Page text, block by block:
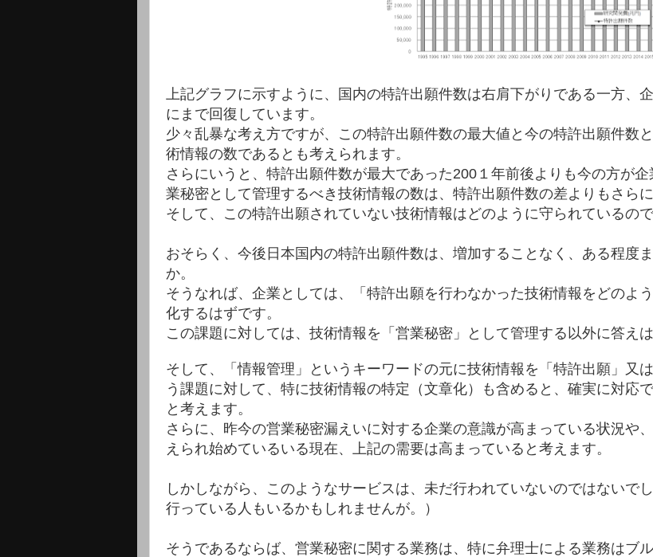
上記グラフに示すように、国内の特許出願件数は右肩下がりである一方、
にまで回復しています。
少々乱暴な考え方ですが、この特許出願件数の最大値と今の特許出願件数
術情報の数であるとも考えられます。
さらにいうと、特許出願件数が最大であった200１年前後よりも今の方が
業秘密として管理するべき技術情報の数は、特許出願件数の差よりもさら
そして、この特許出願されていない技術情報はどのように守られているの
おそらく、今後日本国内の特許出願件数は、増加することなく、ある程度
か。
そうなれば、企業としては、「特許出願を行わなかった技術情報をどのよ
化するはずです。
この課題に対しては、技術情報を「営業秘密」として管理する以外に答えは
そして、「情報管理」というキーワードの元に技術情報を「特許出願」又
う課題に対して、特に技術情報の特定（文章化）も含めると、確実に対応
と考えます。
さらに、昨今の営業秘密漏えいに対する企業の意識が高まっている状況や
えられ始めているいる現在、上記の需要は高まっていると考えます。
しかしながら、このようなサービスは、未だ行われていないのではないで
行っている人もいるかもしれませんが。）
そうであるならば、営業秘密に関する業務は、特に弁理士による業務はブ